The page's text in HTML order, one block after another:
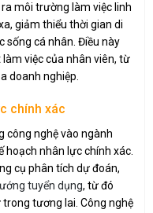
môi trường làm việc linh
giảm thiểu thời gian di
sống cá nhân. Điều này
việc của nhân viên, từ
doanh nghiệp.
chính xác
công nghệ vào ngành
hoạch nhân lực chính xác.
cụ phân tích dự đoán,
tuyển dụng, từ đó
tương lai. Công nghệ